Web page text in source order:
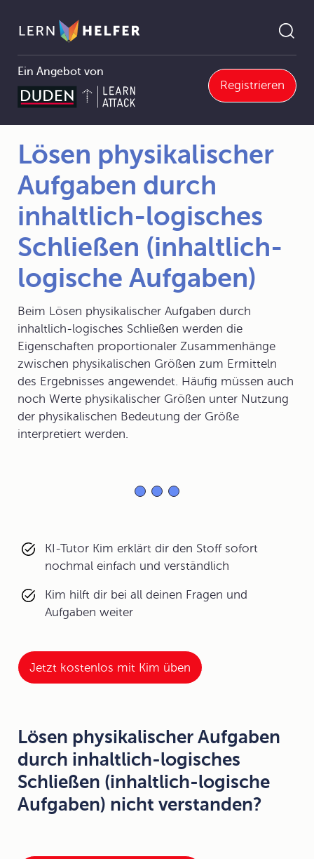
Ein Angebot von
Registrieren
Pfadnavigation
logisches Schließen (inhaltlich-logische Aufgaben)
Lösen physikalischer
Aufgaben durch
inhaltlich-logisches
Schließen (inhaltlich-
logische Aufgaben)
Beim Lösen physikalischer Aufgaben durch
inhaltlich-logisches Schließen werden die
Eigenschaften proportionaler Zusammenhänge
zwischen physikalischen Größen zum Ermitteln
des Ergebnisses angewendet. Häufig müssen auch
noch Werte physikalischer Größen unter Nutzung
der physikalischen Bedeutung der Größe
interpretiert werden.
KI-Tutor Kim erklärt dir den Stoff sofort
nochmal einfach und verständlich
Kim hilft dir bei all deinen Fragen und
Aufgaben weiter
Jetzt kostenlos mit Kim üben
Lösen physikalischer Aufgaben
durch inhaltlich-logisches
Schließen (inhaltlich-logische
Aufgaben) nicht verstanden?